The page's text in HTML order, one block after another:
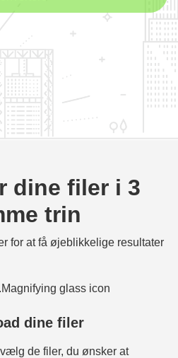
dine filer i 3
trin
for at få øjeblikkelige resultater
dine filer
de filer, du ønsker at